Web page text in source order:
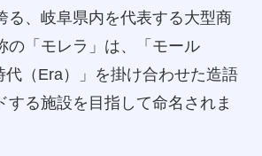
る、岐阜県内を代表する大型商
の「モレラ」は、「モール
代（Era）」を掛け合わせた造語
する施設を目指して命名されま